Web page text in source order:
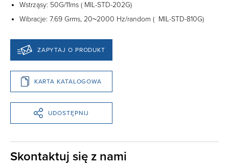
Wstrząsy: 50G/11ms ( MIL-STD-202G)
Wibracje: 7.69 Grms, 20~2000 Hz/random ( MIL-STD-810G)
ZAPYTAJ O PRODUKT
KARTA KATALOGOWA
UDOSTĘPNIJ
Skontaktuj się z nami